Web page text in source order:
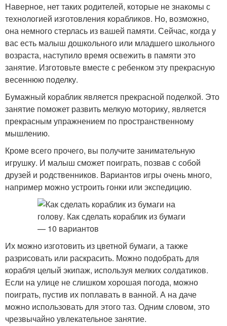
Наверное, нет таких родителей, которые не знакомы с
технологией изготовления корабликов. Но, возможно,
она немного стерлась из вашей памяти. Сейчас, когда у
вас есть малыш дошкольного или младшего школьного
возраста, наступило время освежить в памяти это
занятие. Изготовьте вместе с ребенком эту прекрасную
весеннюю поделку.
Бумажный кораблик является прекрасной поделкой. Это
занятие поможет развить мелкую моторику, является
прекрасным упражнением по пространственному
мышлению.
Кроме всего прочего, вы получите занимательную
игрушку. И малыш сможет поиграть, позвав с собой
друзей и родственников. Вариантов игры очень много,
например можно устроить гонки или экспедицию.
Их можно изготовить из цветной бумаги, а также
разрисовать или раскрасить. Можно подобрать для
корабля целый экипаж, используя мелких солдатиков.
Если на улице не слишком хорошая погода, можно
поиграть, пустив их поплавать в ванной. А на даче
можно использовать для этого таз. Одним словом, это
чрезвычайно увлекательное занятие.